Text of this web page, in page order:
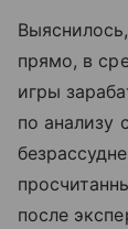
прямо, в
игры
по анализу
после